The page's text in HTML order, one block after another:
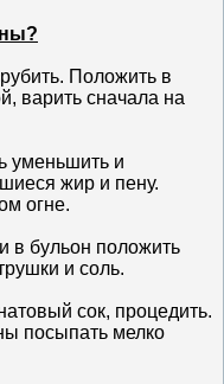
Положить в
варить сначала на
уменьшить и
жир и пену.
огне.
в бульон положить
и соль.
сок, процедить.
посыпать мелко